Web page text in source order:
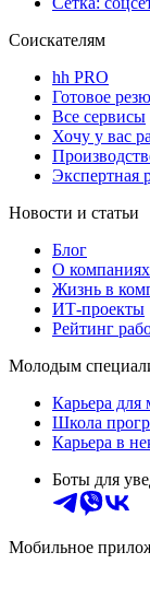
Соискателям
hh PRO
Готовое
Все сервисы
Хочу у вас
Экспертная
Новости и статьи
Блог
О
Жизнь в
ИТ-проекты
Рейтинг
Молодым
Карьера для
Школа
Карьера в
Боты для
Мобильное